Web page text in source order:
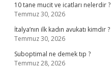
10 tane mucit ve icatları nelerdir ?
Temmuz 30, 2026
İtalya’nın ilk kadın avukatı kimdir ?
Temmuz 30, 2026
Suboptimal ne demek tıp ?
Temmuz 28, 2026